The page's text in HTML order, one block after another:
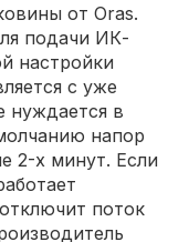
от Oras.
подачи ИК-
настройки
с уже
нуждается в
напор
2-х минут. Если
поток